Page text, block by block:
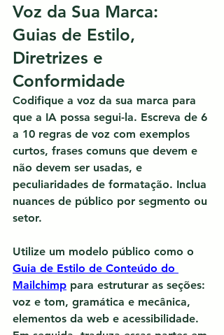
Voz da Sua Marca:
Guias de Estilo,
Diretrizes e
Conformidade
Codifique a voz da sua marca para
que a IA possa segui-la. Escreva de 6
a 10 regras de voz com exemplos
curtos, frases comuns que devem e
não devem ser usadas, e
peculiaridades de formatação. Inclua
nuances de público por segmento ou
setor.
Utilize um modelo público como o
Guia de Estilo de Conteúdo do
Mailchimp para estruturar as seções:
voz e tom, gramática e mecânica,
elementos da web e acessibilidade.